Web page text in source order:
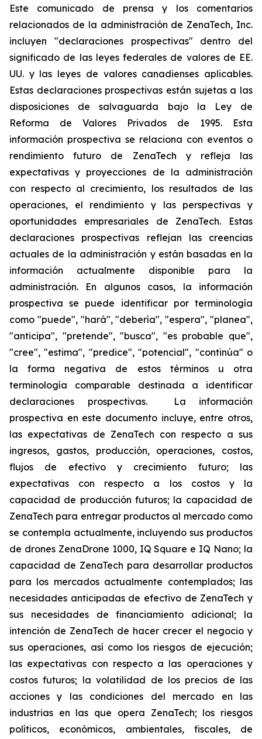
Este comunicado de prensa y los comentarios
relacionados de la administración de ZenaTech, Inc.
incluyen "declaraciones prospectivas" dentro del
significado de las leyes federales de valores de EE.
UU. y las leyes de valores canadienses aplicables.
Estas declaraciones prospectivas están sujetas a las
disposiciones de salvaguarda bajo la Ley de
Reforma de Valores Privados de 1995. Esta
información prospectiva se relaciona con eventos o
rendimiento futuro de ZenaTech y refleja las
expectativas y proyecciones de la administración
con respecto al crecimiento, los resultados de las
operaciones, el rendimiento y las perspectivas y
oportunidades empresariales de ZenaTech. Estas
declaraciones prospectivas reflejan las creencias
actuales de la administración y están basadas en la
información actualmente disponible para la
administración. En algunos casos, la información
prospectiva se puede identificar por terminología
como "puede", "hará", "debería", "espera", "planea",
"anticipa", "pretende", "busca", "es probable que",
"cree", "estima", "predice", "potencial", "continúa" o
la forma negativa de estos términos u otra
terminología comparable destinada a identificar
declaraciones prospectivas. La información
prospectiva en este documento incluye, entre otros,
las expectativas de ZenaTech con respecto a sus
ingresos, gastos, producción, operaciones, costos,
flujos de efectivo y crecimiento futuro; las
expectativas con respecto a los costos y la
capacidad de producción futuros; la capacidad de
ZenaTech para entregar productos al mercado como
se contempla actualmente, incluyendo sus productos
de drones ZenaDrone 1000, IQ Square e IQ Nano; la
capacidad de ZenaTech para desarrollar productos
para los mercados actualmente contemplados; las
necesidades anticipadas de efectivo de ZenaTech y
sus necesidades de financiamiento adicional; la
intención de ZenaTech de hacer crecer el negocio y
sus operaciones, así como los riesgos de ejecución;
las expectativas con respecto a las operaciones y
costos futuros; la volatilidad de los precios de las
acciones y las condiciones del mercado en las
industrias en las que opera ZenaTech; los riesgos
políticos, económicos, ambientales, fiscales, de